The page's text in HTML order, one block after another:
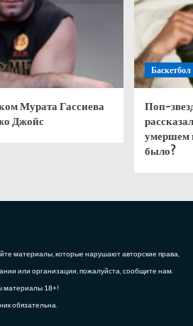
Мурата Гассиева
Джойс
Баскетбол
Поп-
умершем
было?
материалы, которые нарушают авторские права,
или организации, пожалуйста, сообщите нам.
материалы 18+!
обязательна.